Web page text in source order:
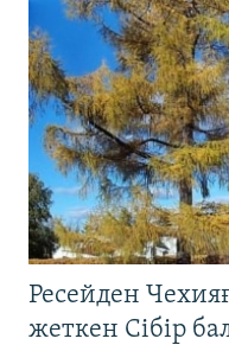
Ресейден
жеткен Сібір